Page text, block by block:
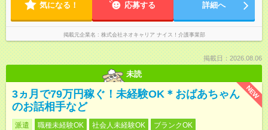
気になる！ 応募する 詳細へ
掲載元企業名 株式会社ネオキャリア ナイス！介護事業部
掲載日：2026.08.06
未読
NEW
3ヵ月で79万円稼ぐ！未経験OK＊おばあちゃん
のお話相手など
派遣 職種未経験OK 社会人未経験OK
ブランクOK